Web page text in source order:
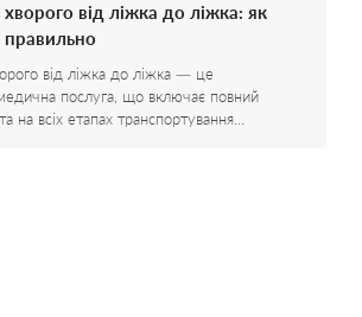
від ліжка до ліжка: як
правильно
від ліжка до ліжка — це
медична послуга, що включає повний
на всіх етапах транспортування…